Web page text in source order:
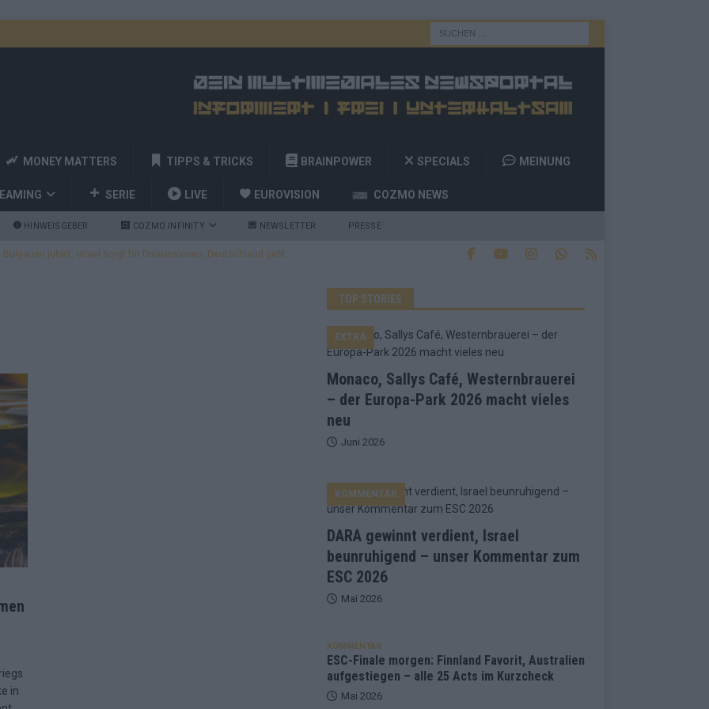
MONEY MATTERS TIPPS & TRICKS BRAINPOWER SPECIALS MEINUNG
SERIE LIVE EUROVISION COZMO NEWS
HINWEISGEBER COZMO INFINITY NEWSLETTER PRESSE
Bulgarien jubelt, Israel sorgt für Diskussionen, Deutschland geht
Favorit, Australien aufgestiegen – alle 25 Acts im Kurzcheck
– 26 Länder wollen den Sieg in Wien
der Rest des ESC-Halbfinales war solide, aber kein Feuerwerk
die Wettquoten – vier sicher, sechs zittern, einer chancenlos!
– der Europa-Park 2026 macht vieles neu
in
TOP STORIES
Monaco, Sallys Café, Westernbrauerei
– der Europa-Park 2026 macht vieles
neu
EXTRA
Juni 2026
DARA gewinnt verdient, Israel
beunruhigend – unser Kommentar zum
ESC 2026
KOMMENTAR
Mai 2026
KOMMENTAR
ESC-Finale morgen: Finnland Favorit, Australien
aufgestiegen – alle 25 Acts im Kurzcheck
Mai 2026